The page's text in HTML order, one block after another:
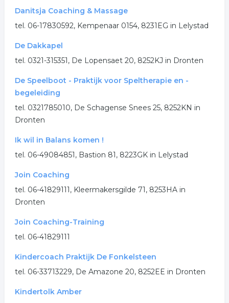
Danitsja Coaching & Massage
tel. 06-17830592, Kempenaar 0154, 8231EG in Lelystad
De Dakkapel
tel. 0321-315351, De Lopensaet 20, 8252KJ in Dronten
De Speelboot - Praktijk voor Speltherapie en -
begeleiding
tel. 0321785010, De Schagense Snees 25, 8252KN in
Dronten
Ik wil in Balans komen !
tel. 06-49084851, Bastion 81, 8223GK in Lelystad
Join Coaching
tel. 06-41829111, Kleermakersgilde 71, 8253HA in
Dronten
Join Coaching-Training
tel. 06-41829111
Kindercoach Praktijk De Fonkelsteen
tel. 06-33713229, De Amazone 20, 8252EE in Dronten
Kindertolk Amber